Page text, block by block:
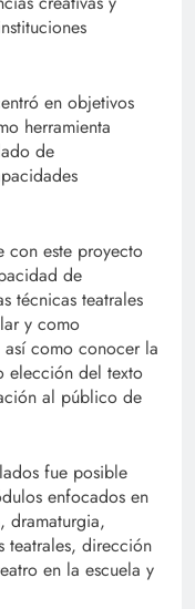
en objetivos
herramienta
de
con este proyecto
de
técnicas teatrales
y como
como conocer la
elección del texto
al público de
fue posible
enfocados en
dramaturgia,
teatrales, dirección
en la escuela y